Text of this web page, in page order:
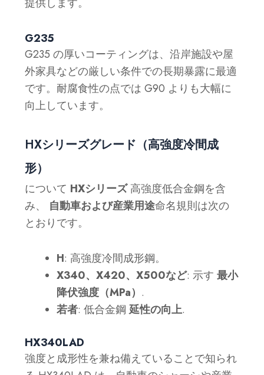
G235
G235 の厚いコーティングは、沿岸施設や屋
外家具などの厳しい条件での長期暴露に最適
です。耐腐食性の点では G90 よりも大幅に
向上しています。
HXシリーズグレード（高強度冷間成
形）
について HXシリーズ高強度低合金鋼を含
み、 自動車および産業用途命名規則は次の
とおりです。
H: 高強度冷間成形鋼。
X340、X420、X500など: 示す最小
降伏強度（MPa） .
若者: 低合金鋼延性の向上.
HX340LAD
強度と成形性を兼ね備えていることで知られ